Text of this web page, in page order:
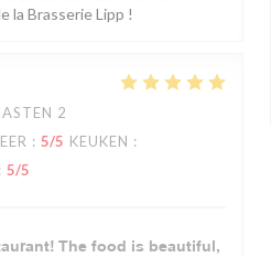
la Brasserie Lipp !
2
: 5/5 KEUKEN :
5/5
The food is beautiful,